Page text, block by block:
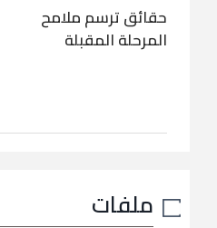
حقائق ترسم ملامح
المرحلة المقبلة
ملفات